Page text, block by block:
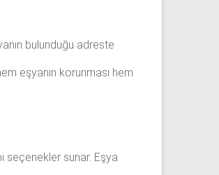
bulunduğu adreste
eşyanın korunması hem
seçenekler sunar. Eşya